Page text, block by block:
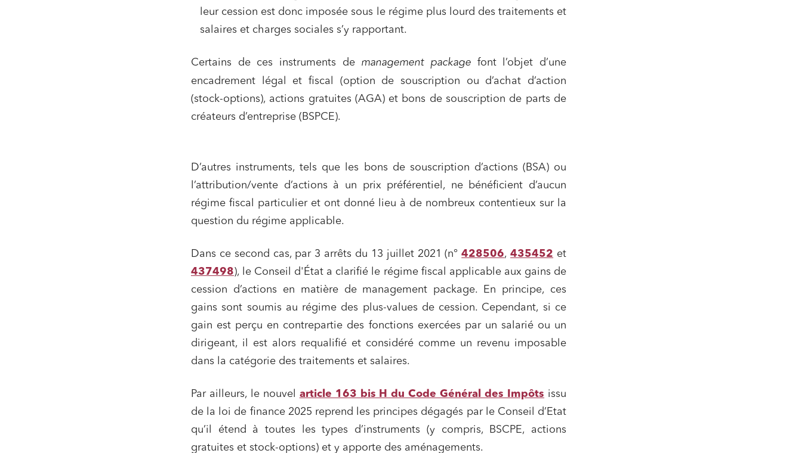
leur cession est donc imposée sous le régime plus lourd des traitements et
salaires et charges sociales s’y rapportant.
Certains de ces instruments de management package font l’objet d’une
encadrement légal et fiscal (option de souscription ou d’achat d’action
(stock-options), actions gratuites (AGA) et bons de souscription de parts de
créateurs d’entreprise (BSPCE).
D’autres instruments, tels que les bons de souscription d’actions (BSA) ou
l’attribution/vente d’actions à un prix préférentiel, ne bénéficient d’aucun
régime fiscal particulier et ont donné lieu à de nombreux contentieux sur la
question du régime applicable.
Dans ce second cas, par 3 arrêts du 13 juillet 2021 (n°428506,435452 et
437498), le Conseil d'État a clarifié le régime fiscal applicable aux gains de
cession d’actions en matière de management package. En principe, ces
gains sont soumis au régime des plus-values de cession. Cependant, si ce
gain est perçu en contrepartie des fonctions exercées par un salarié ou un
dirigeant, il est alors requalifié et considéré comme un revenu imposable
dans la catégorie des traitements et salaires.
Par ailleurs, le nouvel article 163 bis H du Code Général des Impôts issu
de la loi de finance 2025 reprend les principes dégagés par le Conseil d’Etat
qu’il étend à toutes les types d’instruments (y compris, BSCPE, actions
gratuites et stock-options) et y apporte des aménagements.
Relations commerciales et contrats
Entreprises du numérique Établissements financiers
Mobilité et transport Règlement des litiges
Droit du numérique, données et
conformité
Relations sociales et droit du travail
Projets immobiliers Environnement
Urbanisme et aménagement Banque finance et assurance
Acquisitions
J'ai lu et j'accepte lapolitique de confidentialité